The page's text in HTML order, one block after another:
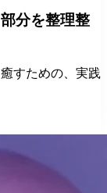
分を整理整
すための、実践